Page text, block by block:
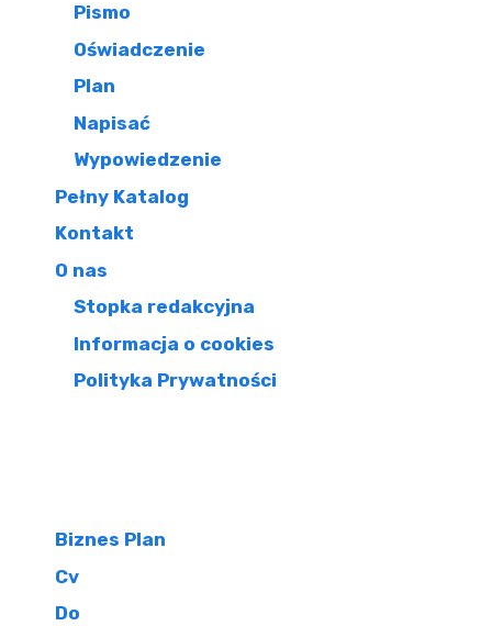
Pismo
Oświadczenie
Plan
Napisać
Wypowiedzenie
Pełny Katalog
Kontakt
O nas
Stopka redakcyjna
Informacja o cookies
Polityka Prywatności
Biznes Plan
Cv
Do